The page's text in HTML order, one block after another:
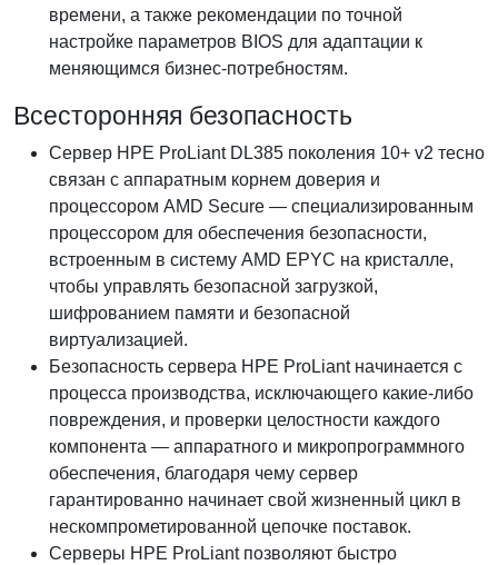
времени, а также рекомендации по точной
настройке параметров BIOS для адаптации к
меняющимся бизнес-потребностям.
Всесторонняя безопасность
Сервер HPE ProLiant DL385 поколения 10+ v2 тесно
связан с аппаратным корнем доверия и
процессором AMD Secure — специализированным
процессором для обеспечения безопасности,
встроенным в систему AMD EPYC на кристалле,
чтобы управлять безопасной загрузкой,
шифрованием памяти и безопасной
виртуализацией.
Безопасность сервера HPE ProLiant начинается с
процесса производства, исключающего какие-либо
повреждения, и проверки целостности каждого
компонента — аппаратного и микропрограммного
обеспечения, благодаря чему сервер
гарантированно начинает свой жизненный цикл в
нескомпрометированной цепочке поставок.
Серверы HPE ProLiant позволяют быстро